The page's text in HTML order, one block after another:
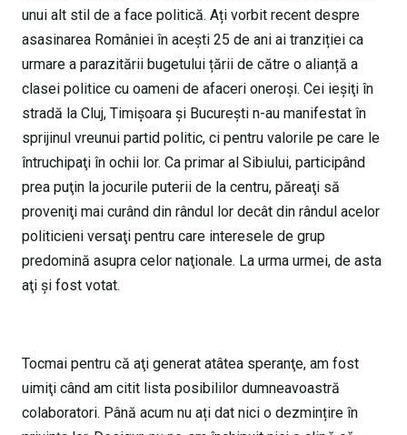
unui alt stil de a face politică. Ați vorbit recent despre
asasinarea României în acești 25 de ani ai tranziției ca
urmare a parazitării bugetului țării de către o alianță a
clasei politice cu oameni de afaceri oneroși. Cei ieşiţi în
stradă la Cluj, Timişoara şi Bucureşti n-au manifestat în
sprijinul vreunui partid politic, ci pentru valorile pe care le
întruchipaţi în ochii lor. Ca primar al Sibiului, participând
prea puţin la jocurile puterii de la centru, păreaţi să
proveniţi mai curând din rândul lor decât din rândul acelor
politicieni versaţi pentru care interesele de grup
predomină asupra celor naţionale. La urma urmei, de asta
aţi şi fost votat.
Tocmai pentru că aţi generat atâtea speranţe, am fost
uimiţi când am citit lista posibililor dumneavoastră
colaboratori. Până acum nu ați dat nici o dezmințire în